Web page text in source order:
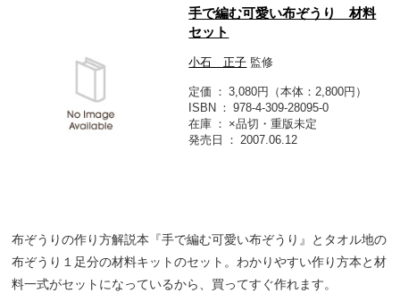
手で編む可愛い布ぞうり 材料
セット
小石 正子 監修
定価
3,080円（本体：2,800円）
ISBN
978-4-309-28095-0
在庫
×品切・重版未定
発売日
2007.06.12
布ぞうりの作り方解説本『手で編む可愛い布ぞうり』とタオル地の
布ぞうり１足分の材料キットのセット。わかりやすい作り方本と材
料一式がセットになっているから、買ってすぐ作れます。